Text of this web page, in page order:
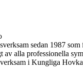
sedan 1987 som
av alla professionella
i Kungliga